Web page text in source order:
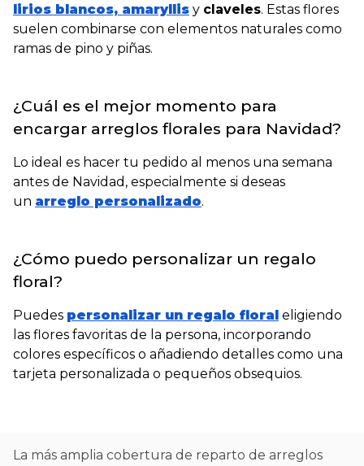
lirios blancos, amaryllis y claveles. Estas flores
suelen combinarse con elementos naturales como
ramas de pino y piñas.
¿Cuál es el mejor momento para
encargar arreglos florales para Navidad?
Lo ideal es hacer tu pedido al menos una semana
antes de Navidad, especialmente si deseas
un arreglo personalizado.
¿Cómo puedo personalizar un regalo
floral?
Puedes personalizar un regalo floral eligiendo
las flores favoritas de la persona, incorporando
colores específicos o añadiendo detalles como una
tarjeta personalizada o pequeños obsequios.
La más amplia cobertura de reparto de arreglos